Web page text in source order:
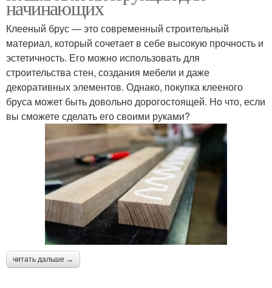
начинающих
Клееный брус — это современный строительный
материал, который сочетает в себе высокую прочность и
эстетичность. Его можно использовать для
строительства стен, создания мебели и даже
декоративных элементов. Однако, покупка клееного
бруса может быть довольно дорогостоящей. Но что, если
вы сможете сделать его своими руками?
читать дальше →